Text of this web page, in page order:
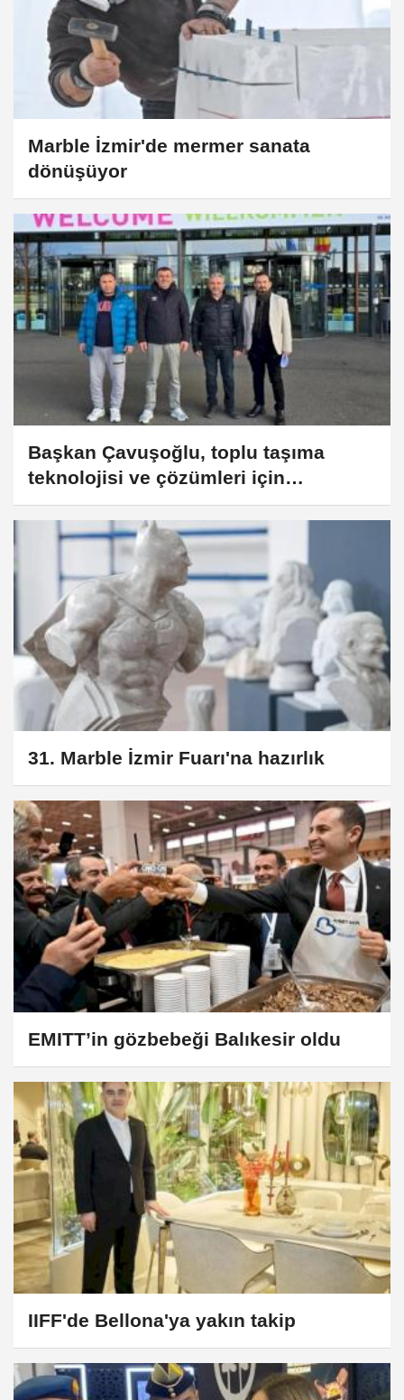
Marble İzmir'de mermer sanata
dönüşüyor
Başkan Çavuşoğlu, toplu taşıma
teknolojisi ve çözümleri için
Almanya’da
31. Marble İzmir Fuarı'na hazırlık
EMITT’in gözbebeği Balıkesir oldu
IIFF'de Bellona'ya yakın takip